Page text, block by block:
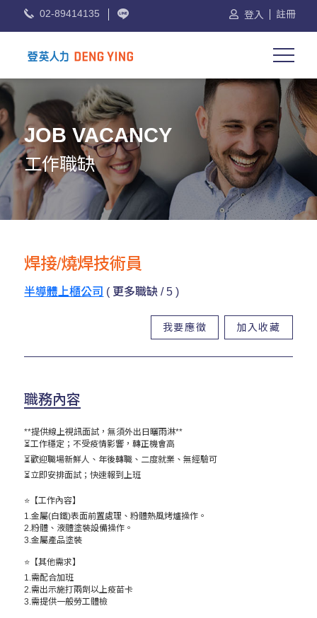
02-89414135 登入 註冊
JOB VACANCY
工作職缺
焊接/燒焊技術員
半導體上櫃公司 ( 更多職缺 / 5 )
我要應徵 加入收藏
職務內容
**提供線上視訊面試，無須外出日曬雨淋**
⏳工作穩定；不受疫情影響，轉正機會高
⏳歡迎職場新鮮人、年後轉職、二度就業、無經驗可
⏳立即安排面試；快速報到上班
⭐【工作內容】
1.金屬(白鐵)表面前置處理、粉體熱風烤爐操作。
2.粉體、液體塗裝設備操作。
3.金屬產品塗裝
⭐【其他需求】
1.需配合加班
2.需出示施打兩劑以上疫苗卡
3.需提供一般勞工體檢